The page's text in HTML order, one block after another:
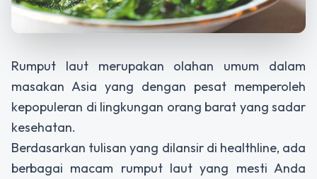
Rumput laut merupakan olahan umum dalam
masakan Asia yang dengan pesat memperoleh
kepopuleran di lingkungan orang barat yang sadar
kesehatan.
Berdasarkan tulisan yang dilansir di healthline, ada
berbagai macam rumput laut yang mesti Anda